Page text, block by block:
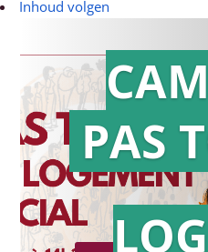
Inhoud volgen
PAS